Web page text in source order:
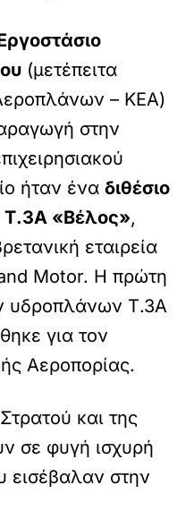
(μετέπειτα
– ΚΕΑ)
στην
ήταν έναδιθέσιο
Τ.3Α «Βέλος»,
εταιρεία
Motor. Η πρώτη
υδροπλάνων Τ.3Α
για τον
Αεροπορίας.
και της
σε φυγή ισχυρή
εισέβαλαν στην